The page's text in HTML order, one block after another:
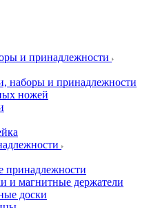
и принадлежности
наборы и принадлежности
ножей
принадлежности
и магнитные держатели
доски